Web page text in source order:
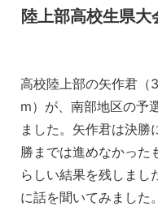
陸上部高校生県大
高校陸上部の矢作君
m）が、南部地区の予
ました。矢作君は決勝
勝までは進めなかった
らしい結果を残しまし
に話を聞いてみました。